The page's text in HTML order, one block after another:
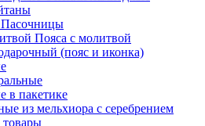
Пасочницы
Пояса с молитвой
(пояс и иконка)
в пакетике
из мельхиора с серебрением
товары